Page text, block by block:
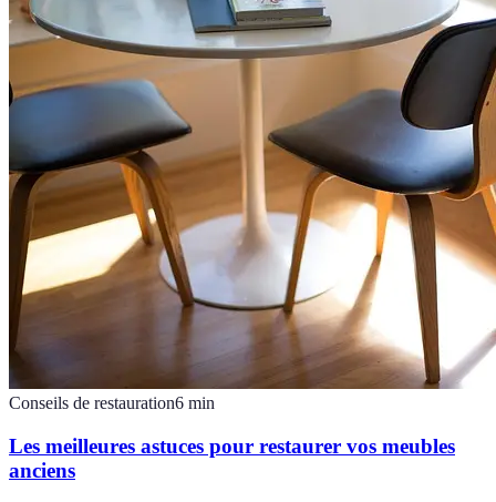
Conseils de restauration6 min
Les meilleures astuces pour restaurer vos meubles
anciens